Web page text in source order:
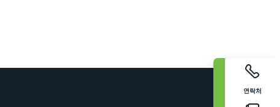
연락처